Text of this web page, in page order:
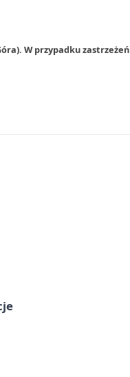
W przypadku zastrzeżeń